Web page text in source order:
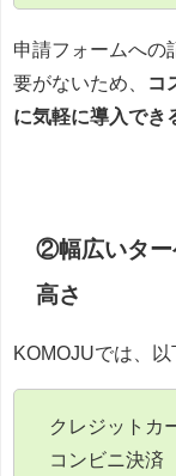
申請フォームへの
要がないため、
コ
に気軽に導入でき
②幅広いター
高さ
KOMOJUでは、
クレジットカ
コンビニ決済